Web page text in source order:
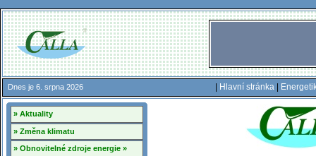
Dnes je 6. srpna 2026 Hlavní stránka|
» Aktuality
» Změna klimatu
» Obnovitelné zdroje energie »